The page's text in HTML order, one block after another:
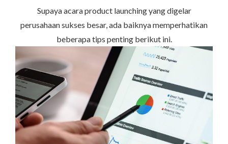
Supaya acara product launching yang digelar
perusahaan sukses besar, ada baiknya memperhatikan
beberapa tips penting berikut ini.